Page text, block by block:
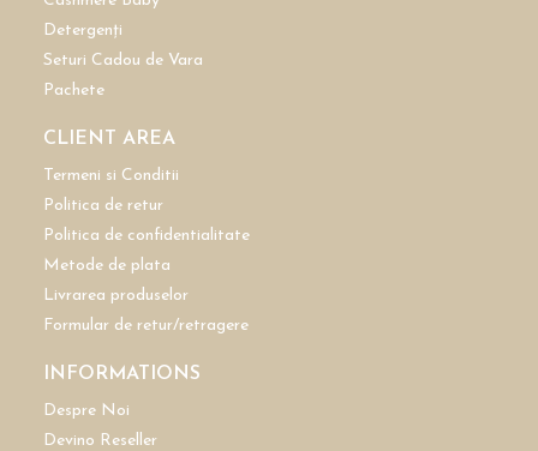
Detergenți
Seturi Cadou de Vara
Pachete
CLIENT AREA
Termeni si Conditii
Politica de retur
Politica de confidentialitate
Metode de plata
Livrarea produselor
Formular de retur/retragere
INFORMATIONS
Despre Noi
Devino Reseller